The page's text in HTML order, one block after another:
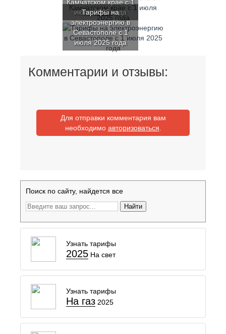
Камчатском крае с 1
июля 2025 года
Тарифы на
электроэнергию в
Севастополе с 1
июля 2025 года
Комментарии и отзывы:
Для отправки комментария вам
необходимо авторизоваться
Поиск по сайту, найдется все
Найти
Узнать тарифы
2025 На свет
Узнать тарифы
На газ 2025